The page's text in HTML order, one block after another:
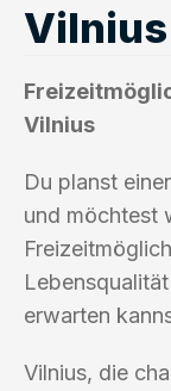
Vilnius
Vilnius
Du planst
und möchtest
erwarten
Vilnius, die